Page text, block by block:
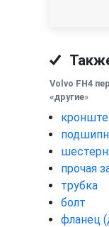
Volvo FH4
«другие»
прочая
трубка
болт
фланец